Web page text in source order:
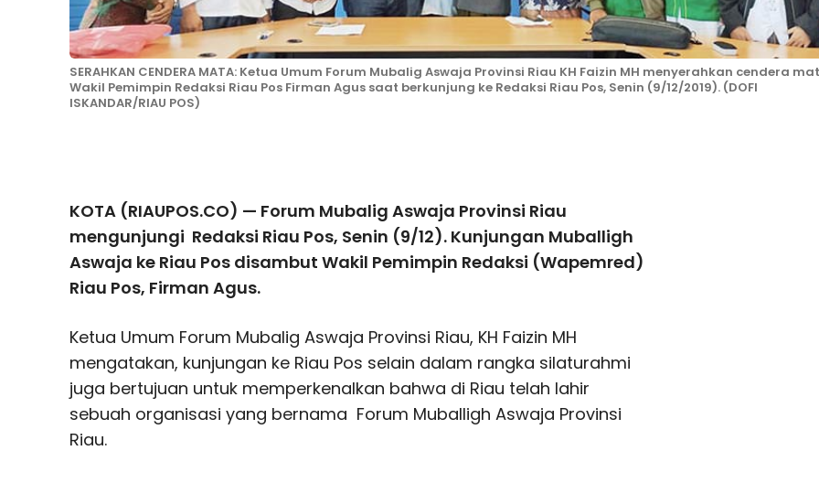
SERAHKAN CENDERA MATA: Ketua Umum Forum Mubalig Aswaja Provinsi Riau KH Faizin MH menyerahkan cendera
Wakil Pemimpin Redaksi Riau Pos Firman Agus saat berkunjung ke Redaksi Riau Pos, Senin (9/12/2019). (DOFI
ISKANDAR/RIAU POS)
KOTA (RIAUPOS.CO) — Forum Mubalig Aswaja Provinsi Riau
mengunjungi Redaksi Riau Pos, Senin (9/12). Kunjungan Muballigh
Aswaja ke Riau Pos disambut Wakil Pemimpin Redaksi (Wapemred)
Riau Pos, Firman Agus.
Ketua Umum Forum Mubalig Aswaja Provinsi Riau, KH Faizin MH
mengatakan, kunjungan ke Riau Pos selain dalam rangka silaturahmi
juga bertujuan untuk memperkenalkan bahwa di Riau telah lahir
sebuah organisasi yang bernama Forum Muballigh Aswaja Provinsi
Riau.